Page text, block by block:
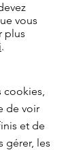
vous
plus
.
cookies,
de voir
et de
gérer, les